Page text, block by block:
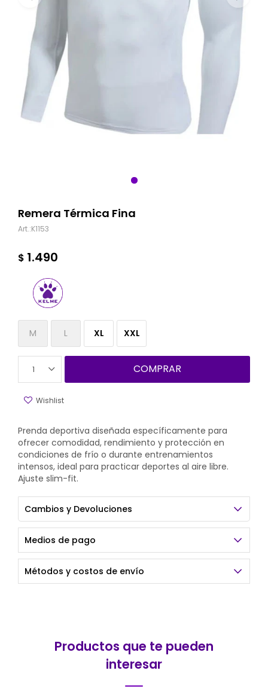
Remera Térmica Fina
K1153
$ 1.490
M L XL XXL
1 COMPRAR
Prenda deportiva diseñada específicamente para
ofrecer comodidad, rendimiento y protección en
condiciones de frío o durante entrenamientos
intensos, ideal para practicar deportes al aire libre.
Ajuste slim-fit.
Cambios y Devoluciones
Medios de pago
Métodos y costos de envío
Productos que te pueden
interesar